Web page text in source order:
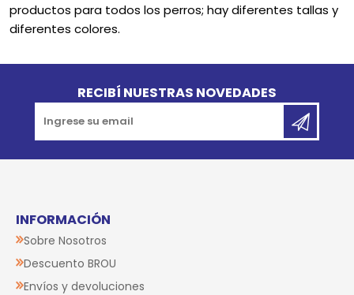
productos para todos los perros; hay diferentes tallas y
diferentes colores.
RECIBÍ NUESTRAS NOVEDADES
INFORMACIÓN
Sobre Nosotros
Descuento BROU
Envíos y devoluciones